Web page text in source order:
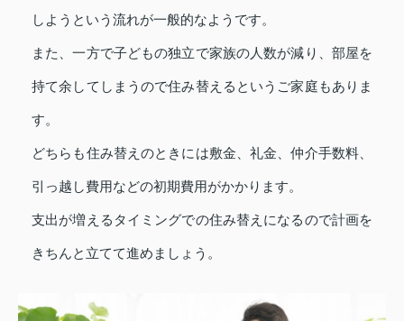
しようという流れが一般的なようです。
また、一方で子どもの独立で家族の人数が減り、部屋を
持て余してしまうので住み替えるというご家庭もありま
す。
どちらも住み替えのときには敷金、礼金、仲介手数料、
引っ越し費用などの初期費用がかかります。
支出が増えるタイミングでの住み替えになるので計画を
きちんと立てて進めましょう。